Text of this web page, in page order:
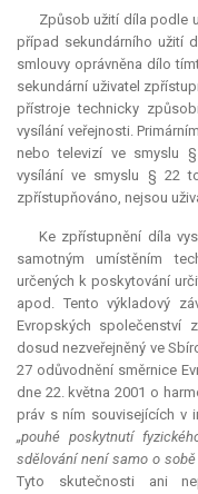
Způsob užití díla podle
případ sekundárního užití
smlouvy oprávněna dílo
sekundární uživatel
přístroje technicky
vysílání veřejnosti.
nebo televizí ve smyslu
vysílání ve smyslu § 22
zpřístupňováno, nejsou
Ke zpřístupnění díla
samotným umístěním
určených k poskytování
apod. Tento výkladový
Evropských společenství
dosud nezveřejněný ve
27 odůvodnění směrnice
dne 22. května 2001 o
práv s ním souvisejících v
„pouhé poskytnutí
sdělování není samo o
Tyto skutečnosti ani